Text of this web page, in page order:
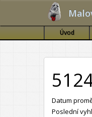
Úvod
Datum
Poslední